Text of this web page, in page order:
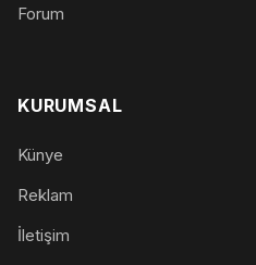
Forum
KURUMSAL
Künye
Reklam
İletişim